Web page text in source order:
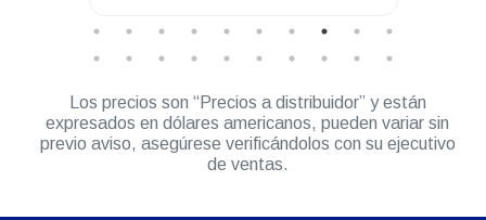
Los precios son “Precios a distribuidor” y están
expresados en dólares americanos, pueden variar sin
previo aviso, asegúrese verificándolos con su ejecutivo
de ventas.